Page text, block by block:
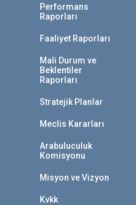
Performans
Raporları
Faaliyet Raporları
Mali Durum ve
Beklentiler
Raporları
Stratejik Planlar
Meclis Kararları
Arabuluculuk
Komisyonu
Misyon ve Vizyon
Kvkk